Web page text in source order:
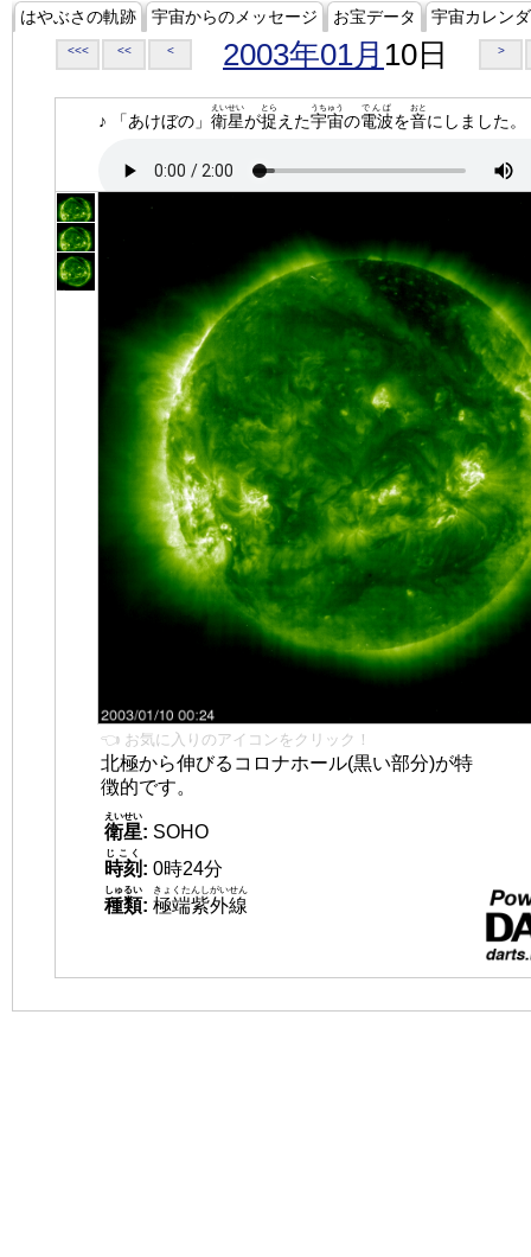
はやぶさの軌跡 宇宙からのメッセージ お宝データ 宇宙カレン
<<< << < 2003年01月 10日 >
♪ 「あけぼの」 衛星
えいせい
が捉
とら
えた宇宙
うちゅう
の電波
でんぱ
を音
おと
にしました。
👈 お気に入りのアイコンをクリック！
北極から伸びるコロナホール(黒い部分)が特
徴的です。
衛星
えいせい
: SOHO
時刻
じこく
: 0時24分
種類
しゅるい
: 極端紫外線
きょくたんしがいせん